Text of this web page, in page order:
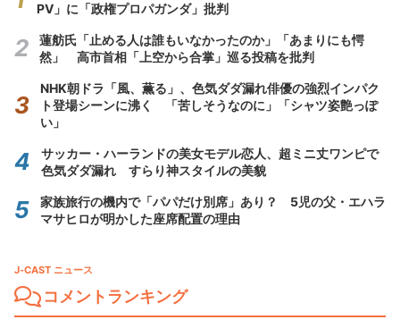
PV」に「政権プロパガンダ」批判
蓮舫氏「止める人は誰もいなかったのか」「あまりにも愕
然」 高市首相「上空から合掌」巡る投稿を批判
NHK朝ドラ「風、薫る」、色気ダダ漏れ俳優の強烈インパク
ト登場シーンに沸く 「苦しそうなのに」「シャツ姿艶っぽ
い」
サッカー・ハーランドの美女モデル恋人、超ミニ丈ワンピで
色気ダダ漏れ すらり神スタイルの美貌
家族旅行の機内で「パパだけ別席」あり？ 5児の父・エハラ
マサヒロが明かした座席配置の理由
J-CAST ニュース
コメントランキング